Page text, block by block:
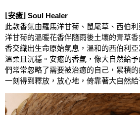
⌊安癒⌋ Soul Healer
此款香氣由羅馬洋甘菊、鼠尾草、西伯
洋甘菊的溫暖花香伴隨雨後土壤的青草
香交織出生命原始氣息，溫和的西伯利亞
溫柔且沉穩。安癒的香氣，像大自然給
們常常忽略了需要被治癒的自己，累積
一刻得到釋放，放心地，倚靠著大自然給